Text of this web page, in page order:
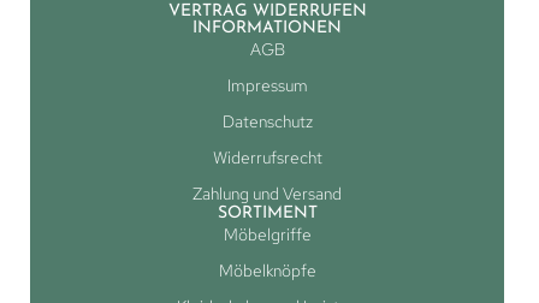
VERTRAG WIDERRUFEN
INFORMATIONEN
AGB
Impressum
Datenschutz
Widerrufsrecht
Zahlung und Versand
SORTIMENT
Möbelgriffe
Möbelknöpfe